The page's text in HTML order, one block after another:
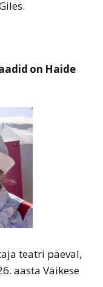
on Haide
teatri päeval,
aasta Väikese